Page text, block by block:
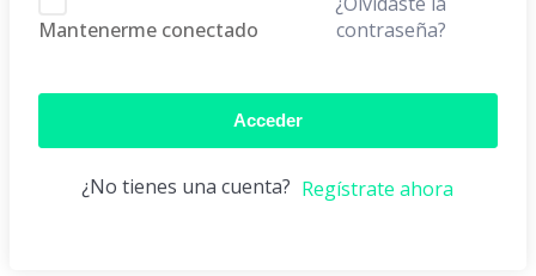
Mantenerme conectado
contraseña?
Acceder
¿No tienes una cuenta? Regístrate ahora